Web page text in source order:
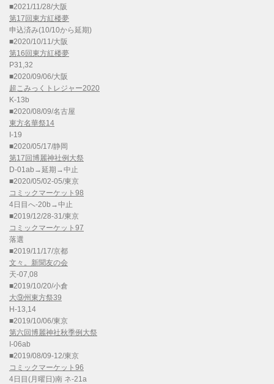
■2021/11/28/大阪
第17回東方紅楼夢
申込済み(10/10から延期)
■2020/10/11/大阪
第16回東方紅楼夢
P31,32
■2020/09/06/大阪
超こみっくトレジャー2020
K-13b
■2020/08/09/名古屋
東方名華祭14
I-19
■2020/05/17/静岡
第17回博麗神社例大祭
D-01ab→延期→中止
■2020/05/02-05/東京
コミックマーケット98
4日目へ-20b→中止
■2019/12/28-31/東京
コミックマーケット97
落選
■2019/11/17/京都
文々。新聞友の会
天-07,08
■2019/10/20/小倉
大⑨州東方祭39
H-13,14
■2019/10/06/東京
第六回博麗神社秋季例大祭
I-06ab
■2019/08/09-12/東京
コミックマーケット96
4日目(月曜日)南 ネ-21a